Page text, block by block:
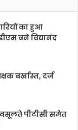
का हुआ
बने विद्यानंद
बर्खास्त, दर्ज
वसूलते पीटीसी समेत